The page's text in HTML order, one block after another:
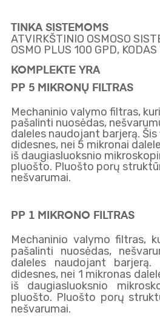
TINKA SISTEMOMS
ATVIRKŠTINIO OSMOSO
OSMO PLUS 100 GPD,
KOMPLEKTE YRA
PP 5 MIKRONŲ FILTRAS
Mechaninio valymo filtras,
pašalinti nuosėdas,
daleles naudojant barjerą.
didesnes, nei 5 mikronai
iš daugiasluoksnio
pluošto. Pluošto porų
nešvarumai.
PP 1 MIKRONO FILTRAS
Mechaninio valymo filtras,
pašalinti nuosėdas,
daleles naudojant
didesnes, nei 1 mikronas
iš daugiasluoksnio
pluošto. Pluošto porų
nešvarumai.
ZEROWATER
FILTER
INCLUDES: